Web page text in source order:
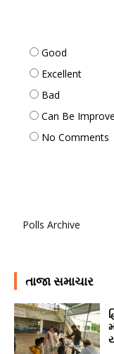
Good
Excellent
Bad
Can Be
No Comments
Polls Archive
તાજા સમાચાર